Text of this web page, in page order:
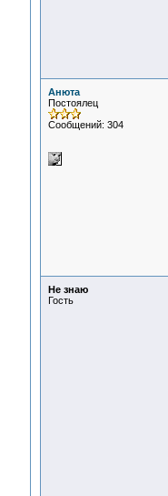
Анюта
Постоялец
Сообщений: 304
Не знаю
Гость